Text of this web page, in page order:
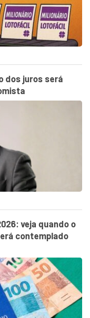
dos juros será
veja quando o
contemplado